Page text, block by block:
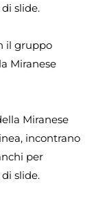
slide.
il gruppo
Miranese
Miranese
incontrano
per
slide.